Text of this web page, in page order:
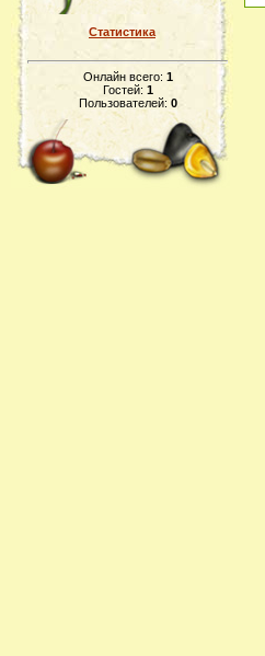
Статистика
Онлайн всего: 1
Гостей: 1
Пользователей: 0